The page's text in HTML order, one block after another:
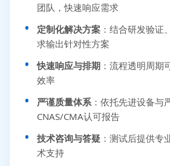
团队，快速响应需求
定制化解决方案 ：结合研发验证
求输出针对性方案
快速响应与排期 ：流程透明周期
效率
严谨质量体系 ：依托先进设备与
CNAS/CMA认可报告
技术咨询与答疑 ：测试后提供专
术支持